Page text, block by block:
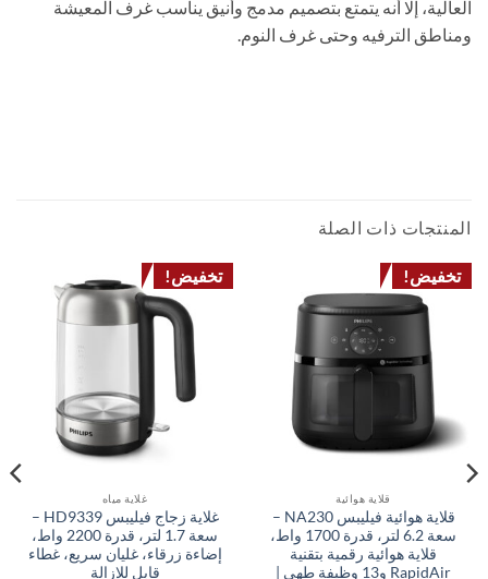
العالية، إلا أنه يتمتع بتصميم مدمج وأنيق يناسب غرف المعيشة
ومناطق الترفيه وحتى غرف النوم.
المنتجات ذات الصلة
تخفيض!
قلاية هوائية
قلاية هوائية فيليبس NA230 –
سعة 6.2 لتر، قدرة 1700 واط،
قلاية هوائية رقمية بتقنية
RapidAir و13 وظيفة طهي |
تخفيض!
غلاية مياه
غلاية زجاج فيليبس HD9339 –
سعة 1.7 لتر، قدرة 2200 واط،
إضاءة زرقاء، غليان سريع، غطاء
قابل للإزالة